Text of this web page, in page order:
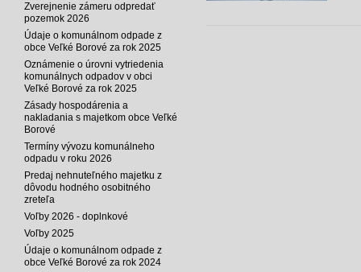
Zverejnenie zámeru odpredať
pozemok 2026
Údaje o komunálnom odpade z
obce Veľké Borové za rok 2025
Oznámenie o úrovni vytriedenia
komunálnych odpadov v obci
Veľké Borové za rok 2025
Zásady hospodárenia a
nakladania s majetkom obce Veľké
Borové
Termíny vývozu komunálneho
odpadu v roku 2026
Predaj nehnuteľného majetku z
dôvodu hodného osobitného
zreteľa
Voľby 2026 - doplnkové
Voľby 2025
Údaje o komunálnom odpade z
obce Veľké Borové za rok 2024